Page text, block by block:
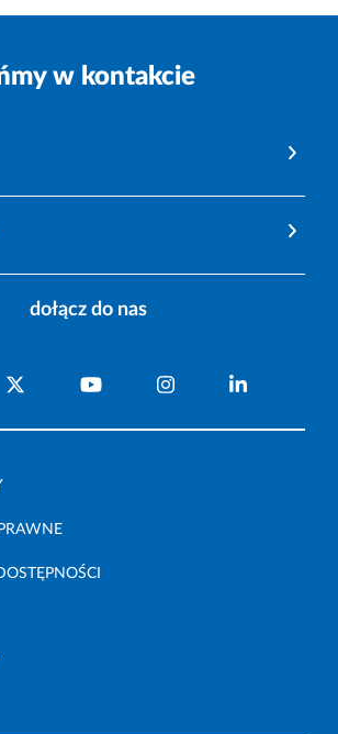
w kontakcie
dołącz do nas